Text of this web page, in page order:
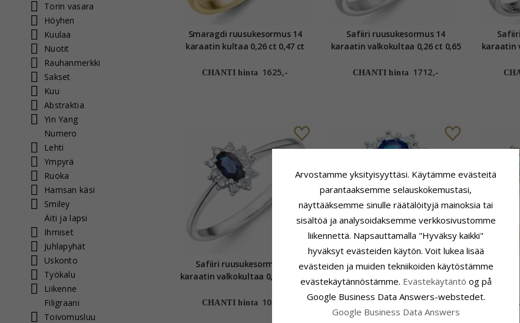
Torin vasara
Höyhen
Kuulaa
Nuotit
Rauhanmerkki
Sakset
Kuu
Abstraktia
Yin Yang
Numero
Lehti
Ympyrä
Ruoka
Hamsan käsi
Smiley
Äiti ja lapsi
Ihmiset
Juhlapyhät
Uskonto
Työkalu
Liikenne
Filigraani
Toivomusluu
Smaragdi ruusukesormus 14
karaatin kultaa 0,26 ct 0,47 ct
CHANTI hinta 1625,-
Safiiri ruusukesormus 14
karaatin valkokultaa 0,26 ct 0,65
CHANTI hinta 1712,-
karaatin
Safiiri ruusukesormus 14
karaatin valkokultaa 0,11 ct 0,35
CHANTI hinta 1018,-
Sininen synteettinen safiiri
ruusukesormus hopeaa
CHANTI hinta 27,-
14
Arvostamme yksityisyyttäsi. Käytämme evästeitä
parantaaksemme selauskokemustasi,
näyttääksemme sinulle räätälöityjä mainoksia tai
sisältöä ja analysoidaksemme verkkosivustomme
liikennettä. Napsauttamalla "Hyväksy kaikki"
hyväksyt evästeiden käytön. Voit lukea lisää
evästeiden ja muiden tekniikoiden käytöstämme
evästekäytännöstämme. Evästekäytäntö og på
Google Business Data Answers-webstedet.
Google Business Data Answers